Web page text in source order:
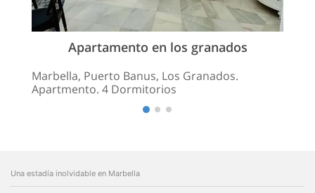
Apartamento en los granados
Marbella, Puerto Banus, Los Granados.
Apartmento. 4 Dormitorios
Una estadía inolvidable en Marbella